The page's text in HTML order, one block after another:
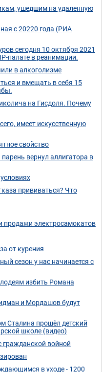
ушедшим на удаленную
с 20220 года (РИА
сегодня 10 октября 2021
палате в реанимации.
в алкоголизме
и вмещать в себя 15
на Гисдоля. Почему
имеет искусственную
свойство
вернул аллигатора в
прививаться? Что
продажи электросамокатов
от курения
сезон у нас начинается с
избить Романа
и Мордашов будут
Сталина прошёл детский
школе (видео)
войной
в уходе - 1200